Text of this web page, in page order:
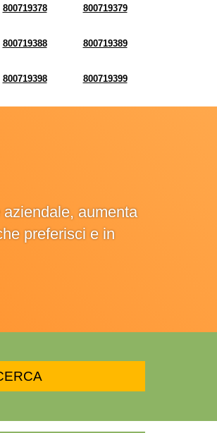
800719378 800719379
800719388 800719389
800719398 800719399
aumenta
preferisci e in